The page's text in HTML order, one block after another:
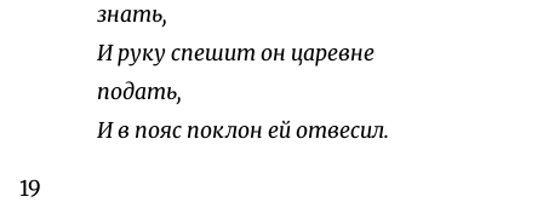
знать,
И руку спешит он царевне
подать,
И в пояс поклон ей отвесил.
19